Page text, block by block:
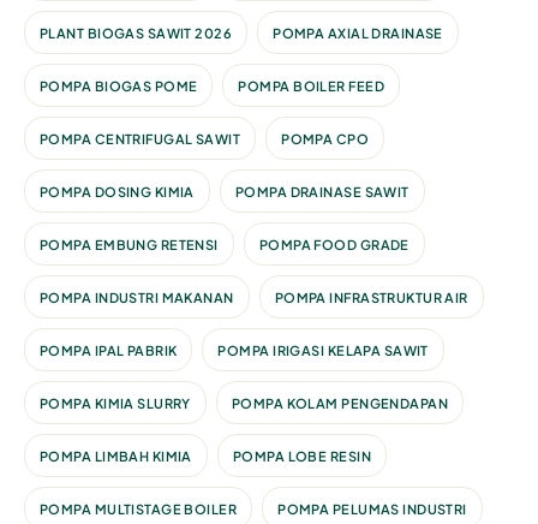
PLANT BIOGAS SAWIT 2026 POMPA AXIAL DRAINASE
POMPA BIOGAS POME POMPA BOILER FEED
POMPA CENTRIFUGAL SAWIT POMPA CPO
POMPA DOSING KIMIA POMPA DRAINASE SAWIT
POMPA EMBUNG RETENSI POMPA FOOD GRADE
POMPA INDUSTRI MAKANAN POMPA INFRASTRUKTUR AIR
POMPA IPAL PABRIK POMPA IRIGASI KELAPA SAWIT
POMPA KIMIA SLURRY POMPA KOLAM PENGENDAPAN
POMPA LIMBAH KIMIA POMPA LOBE RESIN
POMPA MULTISTAGE BOILER POMPA PELUMAS INDUSTRI